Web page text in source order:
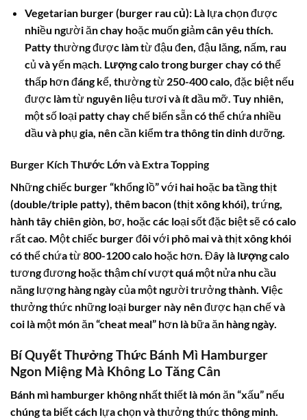
Vegetarian burger (burger rau củ): Là lựa chọn được
nhiều người ăn chay hoặc muốn giảm cân yêu thích.
Patty thường được làm từ đậu đen, đậu lăng, nấm, rau
củ và yến mạch. Lượng calotrong burger chay có thể
thấp hơn đáng kể, thường từ 250-400 calo, đặc biệt nếu
được làm từ nguyên liệu tươi và ít dầu mỡ. Tuy nhiên,
một số loại patty chay chế biến sẵn có thể chứa nhiều
dầu và phụ gia, nên cần kiểm tra thông tin dinh dưỡng.
Burger Kích Thước Lớn và Extra Topping
Những chiếc burger “khổng lồ” với hai hoặc ba tầng thịt
(double/triple patty), thêm bacon (thịt xông khói), trứng,
hành tây chiên giòn, bơ, hoặc các loại sốt đặc biệt sẽ cócalo
rất cao. Một chiếc burger đôi với phô mai và thịt xông khói
có thể chứa từ 800-1200 calo hoặc hơn. Đây là lượng calo
tương đương hoặc thậm chí vượt quá một nửa nhu cầu
năng lượng hàng ngày của một người trưởng thành. Việc
thưởng thức những loại burger này nên được hạn chế và
coi là một món ăn “cheat meal” hơn là bữa ăn hàng ngày.
Bí Quyết Thưởng Thức Bánh Mì Hamburger
Ngon Miệng Mà Không Lo Tăng Cân
Bánh mì hamburger không nhất thiết là món ăn “xấu” nếu
chúng ta biết cách lựa chọn và thưởng thức thông minh.